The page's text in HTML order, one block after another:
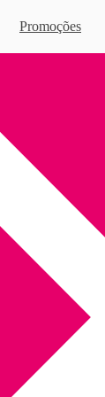
Promoções